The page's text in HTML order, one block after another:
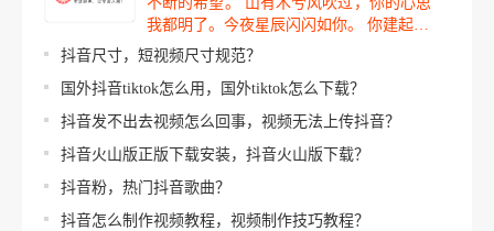
我都明了。今夜星辰闪闪如你。 你建起…
抖音尺寸，短视频尺寸规范？
国外抖音tiktok怎么用，国外tiktok怎么下载？
抖音发不出去视频怎么回事，视频无法上传抖音？
抖音火山版正版下载安装，抖音火山版下载？
抖音粉，热门抖音歌曲？
抖音怎么制作视频教程，视频制作技巧教程？